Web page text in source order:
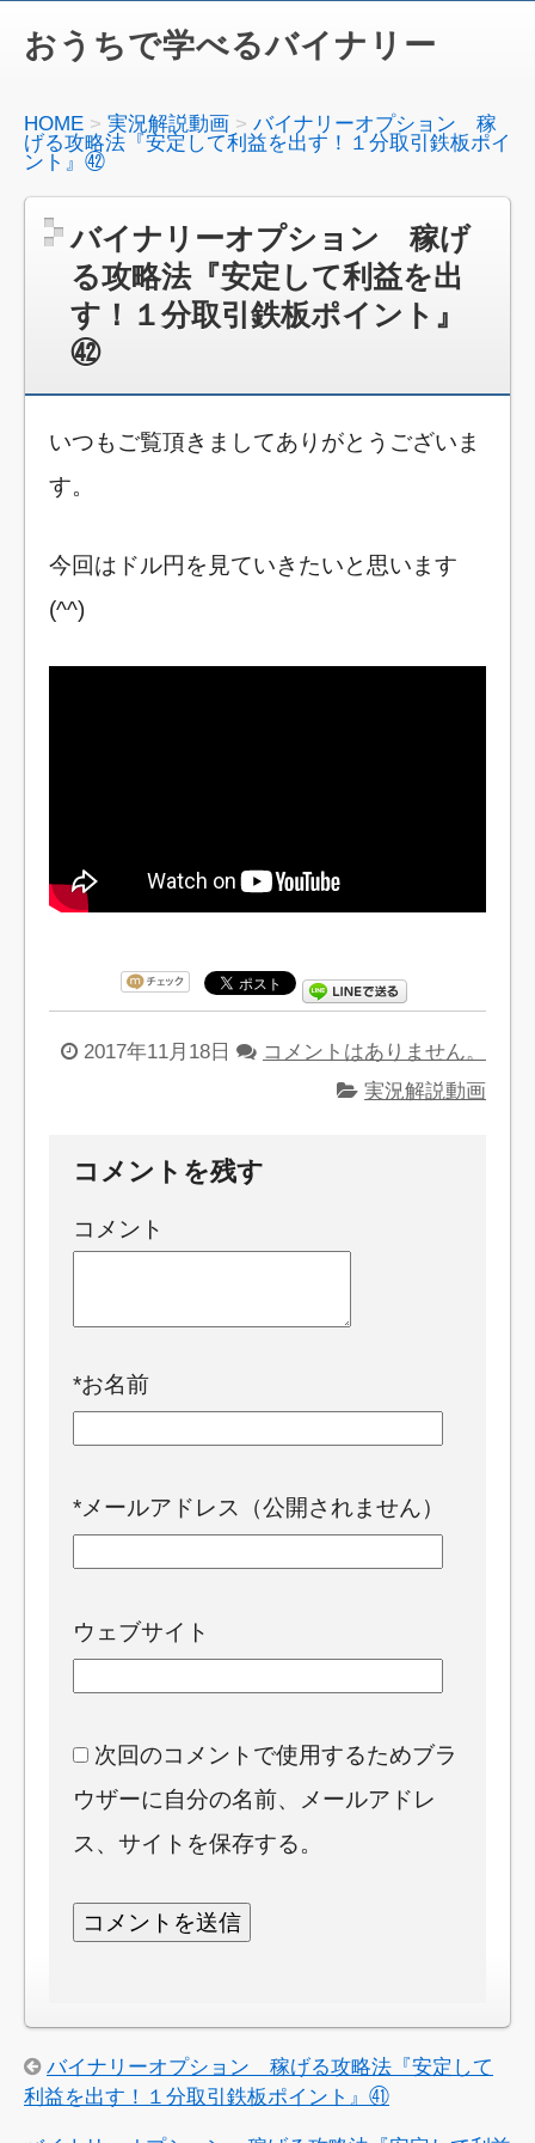
おうちで学べるバイナリー
HOME 実況解説動画
バイナリーオプション 稼
げる攻略法『安定して利益を出す！１分取引鉄板ポイ
ント』㊷
バイナリーオプション 稼げ
る攻略法『安定して利益を出
す！１分取引鉄板ポイント』
㊷
いつもご覧頂きましてありがとうございま
す。
今回はドル円を見ていきたいと思います
(^^)
2017年11月18日
コメントはありません。
実況解説動画
コメントを残す
コメント
*お名前
*メールアドレス（公開されません）
ウェブサイト
次回のコメントで使用するためブラ
ウザーに自分の名前、メールアドレ
ス、サイトを保存する。
バイナリーオプション 稼げる攻略法『安定して
利益を出す！１分取引鉄板ポイント』㊶